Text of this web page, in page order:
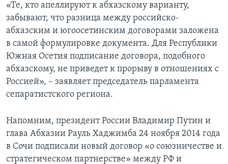
«Те, кто апеллируют к абхазскому варианту,
забывают, что разница между российско-
абхазским и югоосетинским договорами заложена
в самой формулировке документа. Для Республики
Южная Осетия подписание договора, подобного
абхазскому, не приведет к прорыву в отношениях с
Россией», – заявляет председатель парламента
сепаратистского региона.
Напомним, президент России Владимир Путин и
глава Абхазии Рауль Хаджимба 24 ноября 2014 года
в Сочи подписали новый договор «о союзничестве и
стратегическом партнерстве» между РФ и